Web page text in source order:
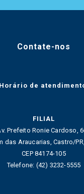
Contate-nos
Horário de
FILIAL
Prefeito Ronie Cardoso,
das Araucarias, Castro/
CEP 84174-105
Telefone: (42) 3232-5555